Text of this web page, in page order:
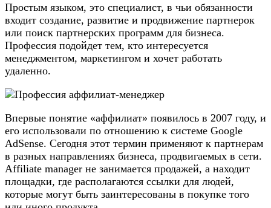
Простым языком, это специалист, в чьи обязанности
входит создание, развитие и продвижение партнерок
или поиск партнерских программ для бизнеса.
Профессия подойдет тем, кто интересуется
менеджментом, маркетингом и хочет работать
удаленно.
Впервые понятие «аффилиат» появилось в 2007 году, и
его использовали по отношению к системе Google
AdSense. Сегодня этот термин применяют к партнерам
в разных направлениях бизнеса, продвигаемых в сети.
Affiliate manager не занимается продажей, а находит
площадки, где располагаются ссылки для людей,
которые могут быть заинтересованы в покупке того